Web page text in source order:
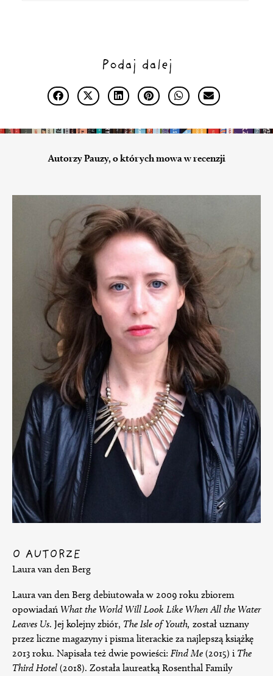
Podaj dalej
Autorzy Pauzy, o których mowa w recenzji
O AUTORZE
Laura van den Berg
Laura van den Berg debiutowała w 2009 roku zbiorem
opowiadań What the World Will Look Like When All the Water
Leaves Us. Jej kolejny zbiór, The Isle of Youth, został uznany
przez liczne magazyny i pisma literackie za najlepszą książkę
2013 roku. Napisała też dwie powieści: Find Me (2015) i The
Third Hotel (2018). Została laureatką Rosenthal Family